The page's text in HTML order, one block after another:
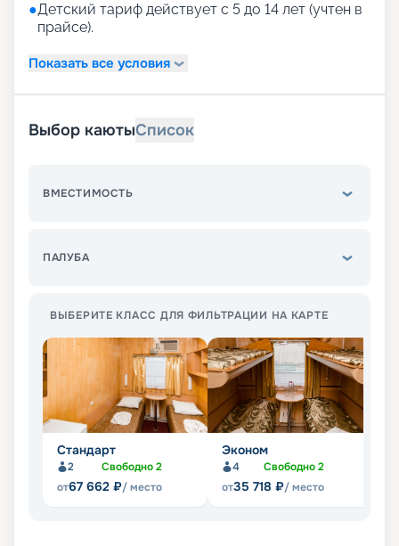
●Детский тариф действует с 5 до 14 лет (учтен в
прайсе).
Показать все условия
Выбор каютыСписок
ВМЕСТИМОСТЬ
ПАЛУБА
ВЫБЕРИТЕ КЛАСС ДЛЯ ФИЛЬТРАЦИИ НА КАРТЕ
Стандарт
2 Свободно2
от67 662 ₽/ место
Эконом
4 Свободно2
от35 718 ₽/ место